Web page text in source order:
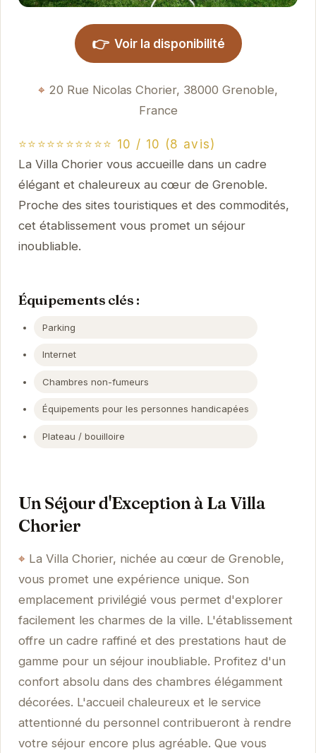
👉 Voir la disponibilité
20 Rue Nicolas Chorier, 38000 Grenoble,
France
⭐⭐⭐⭐⭐⭐⭐⭐⭐⭐ 10 / 10 (8 avis)
La Villa Chorier vous accueille dans un cadre
élégant et chaleureux au cœur de Grenoble.
Proche des sites touristiques et des commodités,
cet établissement vous promet un séjour
inoubliable.
Équipements clés :
Parking
Internet
Chambres non-fumeurs
Équipements pour les personnes handicapées
Plateau / bouilloire
Un Séjour d'Exception à La Villa
Chorier
La Villa Chorier, nichée au cœur de Grenoble,
vous promet une expérience unique. Son
emplacement privilégié vous permet d'explorer
facilement les charmes de la ville. L'établissement
offre un cadre raffiné et des prestations haut de
gamme pour un séjour inoubliable. Profitez d'un
confort absolu dans des chambres élégamment
décorées. L'accueil chaleureux et le service
attentionné du personnel contribueront à rendre
votre séjour encore plus agréable. Que vous